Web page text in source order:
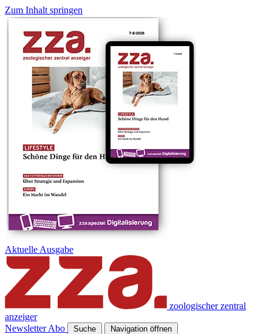
Zum Inhalt springen
Aktuelle Ausgabe
zoologischer zentral
anzeiger
Newsletter Abo Suche Navigation öffnen